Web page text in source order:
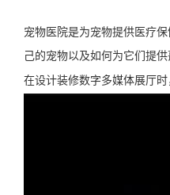
宠物医院是为宠物提供医疗
己的宠物以及如何为它们提供
在设计装修数字多媒体展厅时